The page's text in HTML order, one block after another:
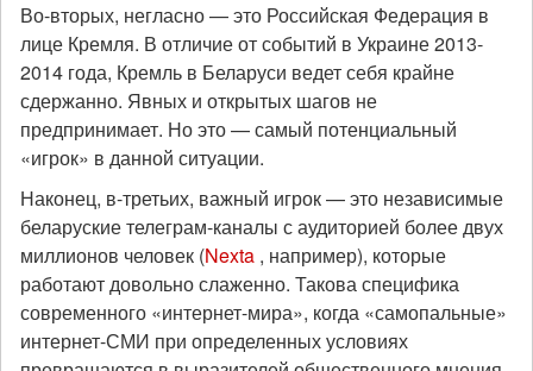
Во-вторых, негласно — это Российская Федерация в
лице Кремля. В отличие от событий в Украине 2013-
2014 года, Кремль в Беларуси ведет себя крайне
сдержанно. Явных и открытых шагов не
предпринимает. Но это — самый потенциальный
«игрок» в данной ситуации.
Наконец, в-третьих, важный игрок — это независимые
беларуские телеграм-каналы с аудиторией более двух
миллионов человек (Nexta , например), которые
работают довольно слаженно. Такова специфика
современного «интернет-мира», когда «самопальные»
интернет-СМИ при определенных условиях